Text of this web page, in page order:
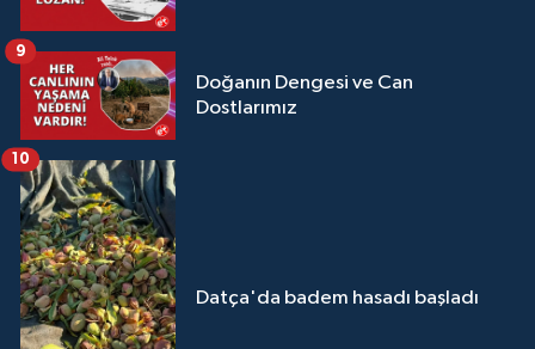
Doğanın Dengesi ve Can
Dostlarımız
9
Datça'da badem hasadı başladı
10